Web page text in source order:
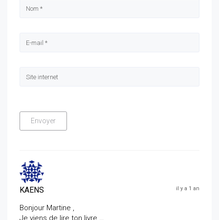
KAENS il y a 1 an
Bonjour Martine ,
Je viens de lire ton livre …